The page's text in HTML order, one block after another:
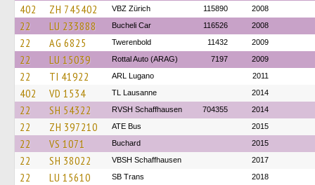
402 ZH 745402 VBZ Zürich 115890 2008
22 LU 233888 Bucheli Car 116526 2008
22 AG 6825 Twerenbold 11432 2009
22 LU 15039 Rottal Auto (ARAG) 7197 2009
22 TI 41922 ARL Lugano 2011
402 VD 1534 TL Lausanne 2014
22 SH 54322 RVSH Schaffhausen 704355 2014
22 ZH 397210 ATE Bus 2015
22 VS 1071 Buchard 2015
22 SH 38022 VBSH Schaffhausen 2017
22 LU 15610 SB Trans 2018